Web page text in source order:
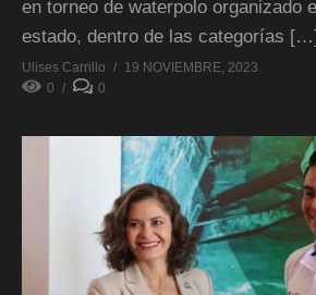
en torneo de waterpolo organizado
estado, dentro de las categorías
Ulises Carrillo
19 NOVIEMBRE, 2023
0
0